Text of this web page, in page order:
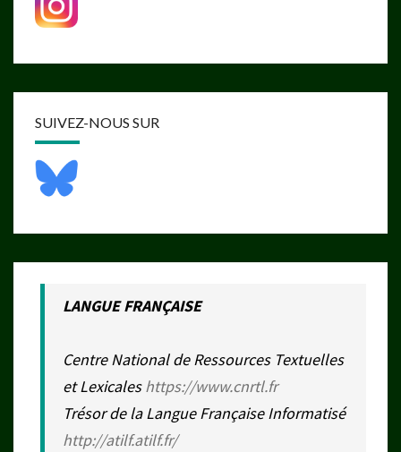
SUIVEZ-NOUS SUR
LANGUE FRANÇAISE
Centre National de Ressources Textuelles
et Lexicaleshttps://www.cnrtl.fr
Trésor de la Langue Française Informatisé
http://atilf.atilf.fr/